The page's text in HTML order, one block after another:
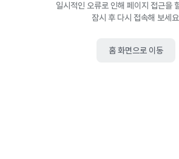
일시적인 오류로 인해 페이지 접근을
잠시 후 다시 접속해 보세
홈 화면으로 이동